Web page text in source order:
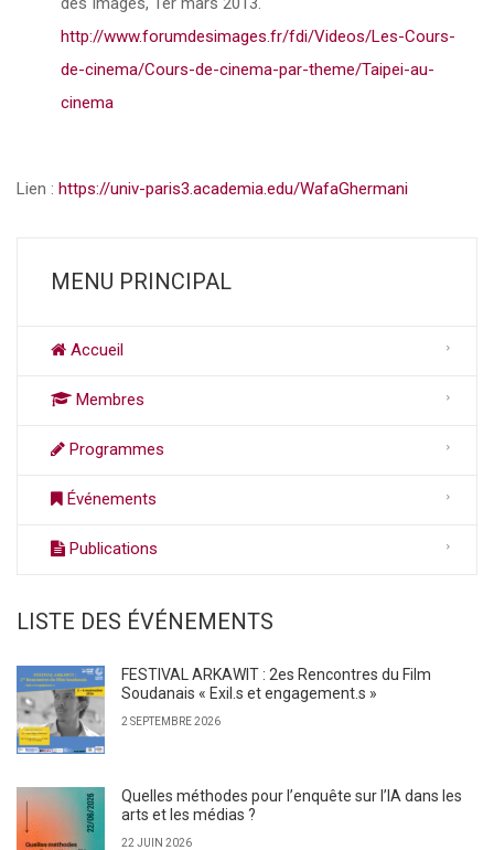
http://www.forumdesimages.fr/fdi/Videos/Les-Cours-
de-cinema/Cours-de-cinema-par-theme/Taipei-au-
cinema
Lien : https://univ-paris3.academia.edu/WafaGhermani
MENU PRINCIPAL
Accueil
Membres
Programmes
Événements
Publications
LISTE DES ÉVÉNEMENTS
FESTIVAL ARKAWIT : 2es Rencontres du Film
Soudanais « Exil.s et engagement.s »
2 SEPTEMBRE 2026
Quelles méthodes pour l’enquête sur l’IA dans les
arts et les médias ?
22 JUIN 2026